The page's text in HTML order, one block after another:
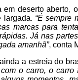
deserto aberto,
largada. “É sempre
marcas para
Já nas
amanhã”, conta
a estreia do
o carro, o